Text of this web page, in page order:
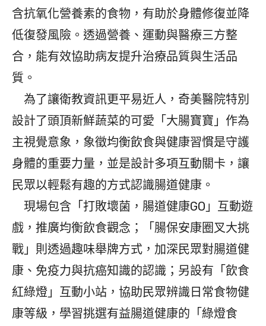
含抗氧化營養素的食物，有助於身體修復並降
低復發風險。透過營養、運動與醫療三方整
合，能有效協助病友提升治療品質與生活品
質。
為了讓衛教資訊更平易近人，奇美醫院特別
設計了頭頂新鮮蔬菜的可愛「大腸寶寶」作為
主視覺意象，象徵均衡飲食與健康習慣是守護
身體的重要力量，並是設計多項互動關卡，讓
民眾以輕鬆有趣的方式認識腸道健康。
現場包含「打敗壞菌，腸道健康GO」互動遊
戲，推廣均衡飲食觀念；「腸保安康圈叉大挑
戰」則透過趣味舉牌方式，加深民眾對腸道健
康、免疫力與抗癌知識的認識；另設有「飲食
紅綠燈」互動小站，協助民眾辨識日常食物健
康等級，學習挑選有益腸道健康的「綠燈食